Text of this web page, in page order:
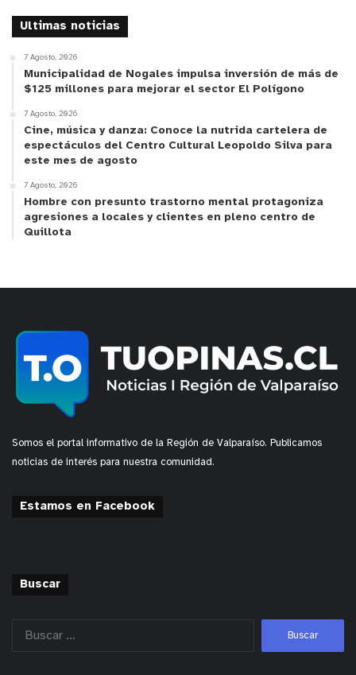
Ultimas noticias
7 Agosto, 2026
Municipalidad de Nogales impulsa inversión de más de
$125 millones para mejorar el sector El Polígono
7 Agosto, 2026
Cine, música y danza: Conoce la nutrida cartelera de
espectáculos del Centro Cultural Leopoldo Silva para
este mes de agosto
7 Agosto, 2026
Hombre con presunto trastorno mental protagoniza
agresiones a locales y clientes en pleno centro de
Quillota
Somos el portal informativo de la Región de Valparaíso. Publicamos
noticias de interés para nuestra comunidad.
Estamos en Facebook
Buscar